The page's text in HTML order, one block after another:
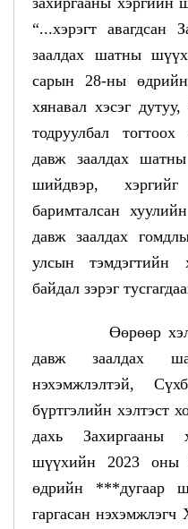
“...хэрэгт авагдсан
заалдах шатны
сарын 28-ны
хянавал хэсэг дутуу,
тодруулбал тогтоох
давж заалдах
шийдвэр,
баримталсан
давж заалдах
улсын тэмдэгтийн
байдал зэрэг
Өөрөөр хэлбэл,
давж заалдах
нэхэмжлэлтэй,
бүртгэлийн хэлтэст
дахь Захиргааны
шүүхийн 2023 оны
өдрийн ***дугаар
гаргасан